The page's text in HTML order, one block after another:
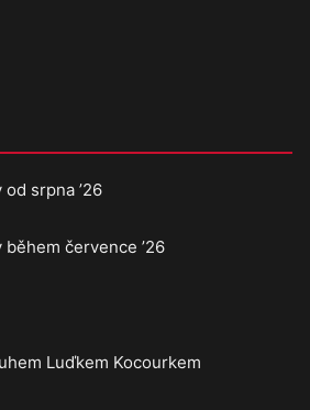
srpna ’26
července ’26
Luďkem Kocourkem